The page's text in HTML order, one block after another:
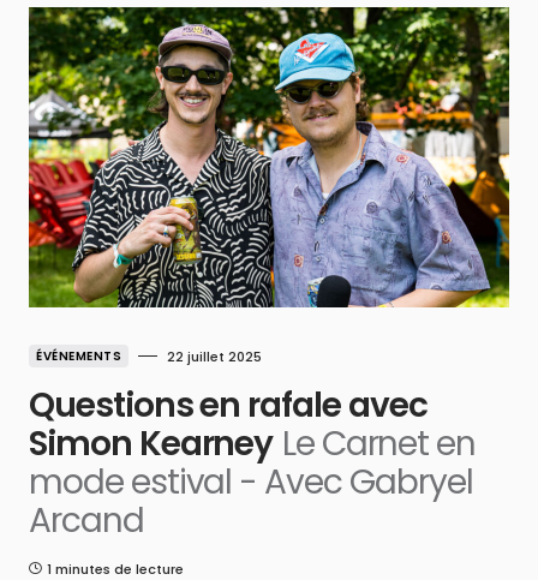
ÉVÉNEMENTS 22 juillet 2025
Questions en rafale avec
Simon Kearney Le Carnet en
mode estival - Avec Gabryel
Arcand
1 minutes de lecture